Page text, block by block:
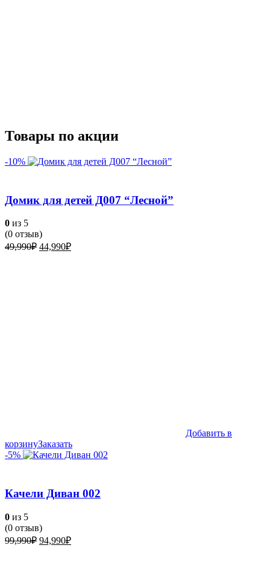
Товары по акции
-10%
Домик для детей Д007 “Лесной”
0 из 5
(0 отзыв)
49,990₽ Первоначальная
44,990₽Текущая
Добавить в
корзинуЗаказать
-5%
Качели Диван 002
0 из 5
(0 отзыв)
99,990₽ Первоначальная
94,990₽Текущая